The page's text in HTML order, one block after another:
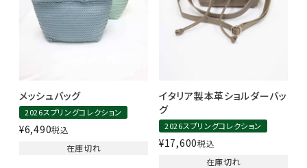
メッシュバッグ
2026スプリングコレクション
¥6,490税込
在庫切れ
イタリア製本革ショルダーバッ
グ
2026スプリングコレクション
¥17,600税込
在庫切れ